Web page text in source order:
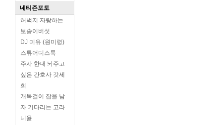
네티즌포토
허벅지 자랑하는
보송이버섯
DJ 미유 (원미령)
스튜어디스룩
주사 한대 놔주고
싶은 간호사 갓세
희
개목걸이 잡을 남
자 기다리는 고라
니율